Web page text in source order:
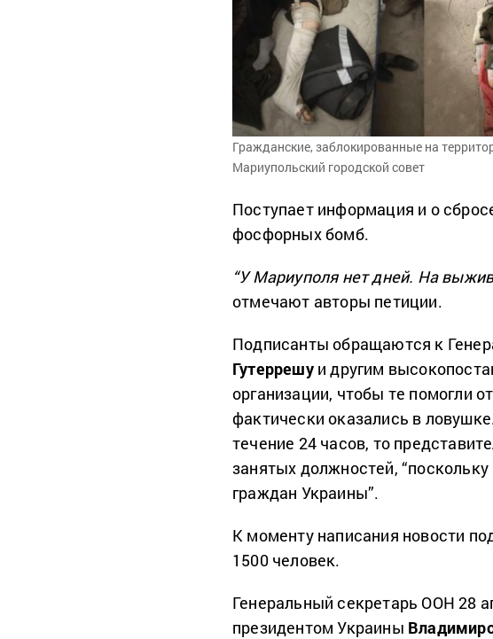
Гражданские, заблокированные на
Мариупольский городской совет
Поступает информация и о
фосфорных бомб.
“У Мариуполя нет дней. На
отмечают авторы петиции.
Подписанты обращаются к
Гутеррешуи другим
организации, чтобы те помогли
фактически оказались в
течение 24 часов, то
занятых должностей,
граждан Украины”.
К моменту написания новости
1500 человек.
Генеральный секретарь ООН 28
президентом Украины